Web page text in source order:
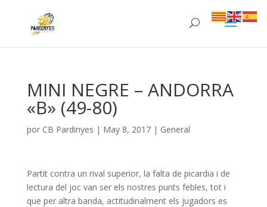
MINI NEGRE – ANDORRA
«B» (49-80)
por CB Pardinyes | May 8, 2017| General
Partit contra un rival superior, la falta de picardia i de
lectura del joc van ser els nostres punts febles, tot i
que per altra banda, actitudinalment els jugadors es